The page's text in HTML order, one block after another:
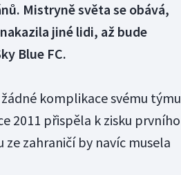
Mistryně světa se obává,
jiné lidi, až bude
Blue FC.
komplikace svému týmu
2011 přispěla k zisku prvního
zahraničí by navíc musela